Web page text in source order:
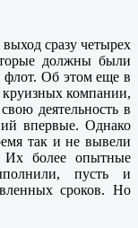
сразу четырех
должны были
Об этом еще в
компании,
деятельность в
впервые. Однако
так и не вывели
Их более опытные
пусть и
сроков. Но